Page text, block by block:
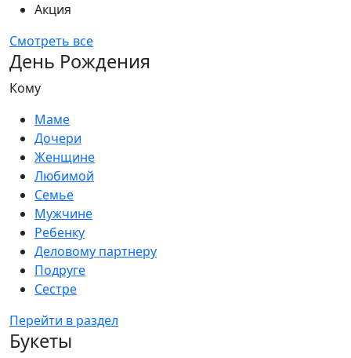
Акция
Смотреть все
День Рождения
Кому
Маме
Дочери
Женщине
Любимой
Семье
Мужчине
Ребенку
Деловому партнеру
Подруге
Сестре
Перейти в раздел
Букеты